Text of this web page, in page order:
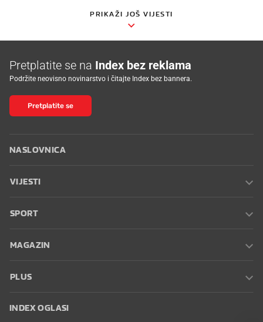
PRIKAŽI JOŠ VIJESTI
Pretplatite se na Index bez reklama
Podržite neovisno novinarstvo i čitajte Index bez bannera.
Pretplatite se
NASLOVNICA
VIJESTI
SPORT
MAGAZIN
PLUS
INDEX OGLASI